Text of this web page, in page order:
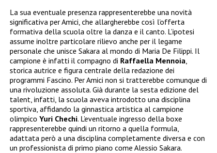
La sua eventuale presenza rappresenterebbe una novità
significativa per Amici, che allargherebbe così l’offerta
formativa della scuola oltre la danza e il canto. L’ipotesi
assume inoltre particolare rilievo anche per il legame
personale che unisce Sakara al mondo di Maria De Filippi. Il
campione è infatti il compagno di Raffaella Mennoia
storica autrice e figura centrale della redazione dei
programmi Fascino. Per Amici non si tratterebbe comunque di
una rivoluzione assoluta. Già durante la sesta edizione del
talent, infatti, la scuola aveva introdotto una disciplina
sportiva, affidando la ginnastica artistica al campione
olimpico Yuri Chechi. L’eventuale ingresso della boxe
rappresenterebbe quindi un ritorno a quella formula,
adattata però a una disciplina completamente diversa e con
un professionista di primo piano come Alessio Sakara.